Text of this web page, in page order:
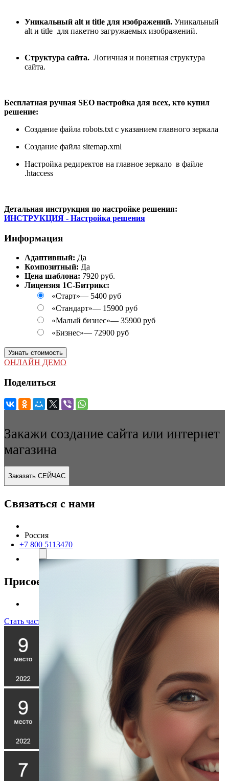
Уникальный alt и title для изображений. Уникальный
alt и title для пакетно загружаемых изображений.
Структура сайта. Логичная и понятная структура
сайта.
Бесплатная ручная SEO настройка для всех, кто купил
решение:
Создание файла robots.txt с указанием главного зеркала
Создание файла sitemap.xml
Настройка редиректов на главное зеркало в файле
.htaccess
Детальная инструкция по настройке решения:
ИНСТРУКЦИЯ - Настройка решения
Информация
Адаптивный: Да
Композитный: Да
Цена шаблона: 7920 руб.
Лицензия 1С-Битрикс:
«Старт»— 5400 руб
«Стандарт»— 15900 руб
«Малый бизнес»— 35900 руб
«Бизнес»— 72900 руб
Узнать стоимость
ОНЛАЙН ДЕМО
Поделиться
Закажи создание сайта или интернет
магазина
Заказать СЕЙЧАС
Связаться с нами
Россия
+7 800 5113470
Присоединяйтесь к нам
Стать частью команды!